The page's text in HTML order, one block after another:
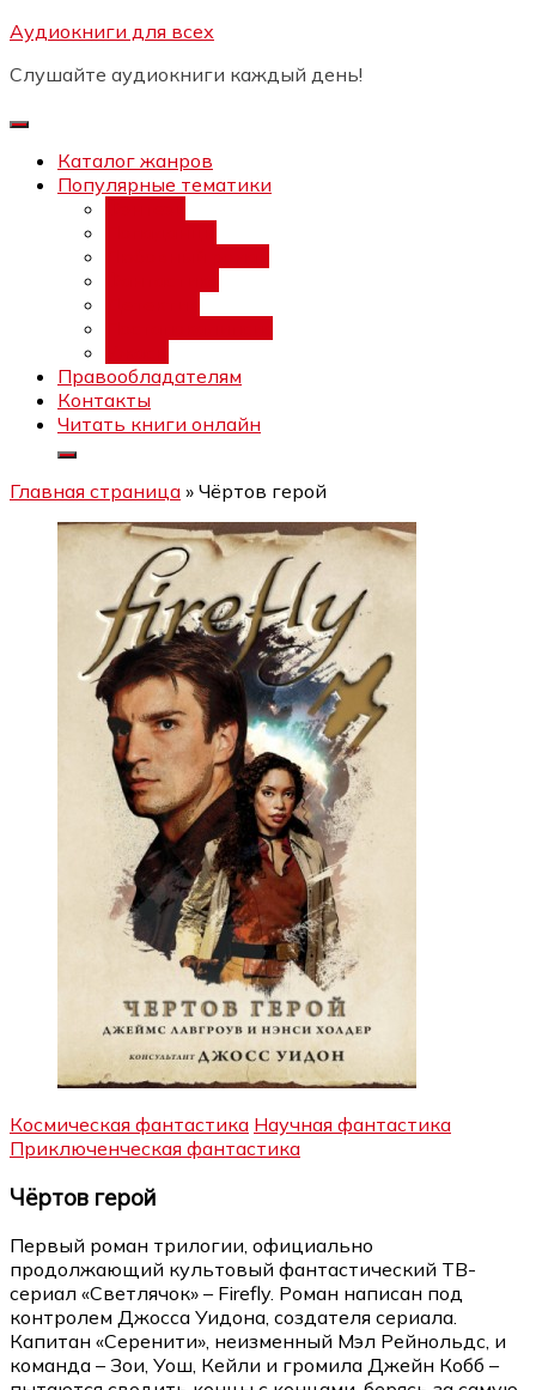
Перейти
содержимому
Аудиокниги для всех
Слушайте аудиокниги каждый день!
Каталог жанров
Популярные тематики
Правообладателям
Контакты
Читать книги онлайн
Главная страница » Чёртов герой
Космическая фантастика Научная фантастика
Приключенческая фантастика
Чёртов герой
Первый роман трилогии, официально
продолжающий культовый фантастический ТВ-
сериал «Светлячок» – Firefly. Роман написан под
контролем Джосса Уидона, создателя сериала.
Капитан «Серенити», неизменный Мэл Рейнольдс, и
команда – Зои, Уош, Кейли и громила Джейн Кобб –
Бесплатный интенсив:
каналов"